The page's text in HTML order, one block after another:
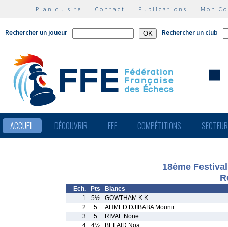
Plan du site | Contact | Publications | Mon
Rechercher un joueur Rechercher un club
ACCUEIL DÉCOUVRIR FFE COMPÉTITIONS
18ème
Ech. Pts
Blancs
1
5½
GOWTHAM K K
2
5
AHMED DJIBABA Mounir
3
5
RIVAL None
4
4½
BELAID Noa